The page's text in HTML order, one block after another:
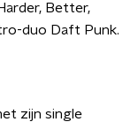
Better,
duo Daft Punk.
zijn single